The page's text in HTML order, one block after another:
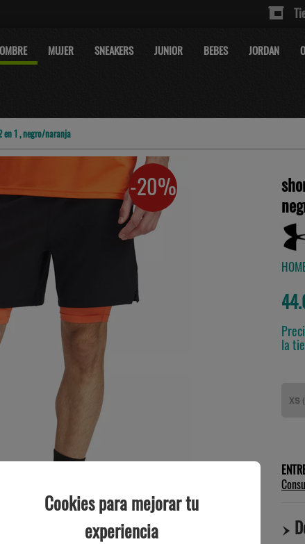
MUJER SNEAKERS JUNIOR BEBES JORDAN
1 , negro/naranja
-20%
la
Cookies para mejorar tu
experiencia